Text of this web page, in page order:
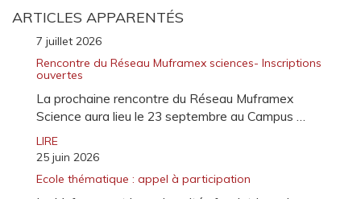
ARTICLES APPARENTÉS
7 juillet 2026
Rencontre du Réseau Muframex sciences- Inscriptions
ouvertes
La prochaine rencontre du Réseau Muframex
Science aura lieu le 23 septembre au Campus …
LIRE
25 juin 2026
Ecole thématique : appel à participation